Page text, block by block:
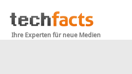
Ihre Experten für neue Medien